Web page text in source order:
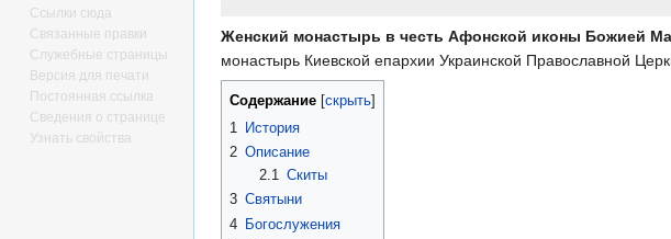
Женский монастырь в честь Афонской иконы Божией
монастырь Киевской епархии Украинской Православной
Содержание
1
История
2 Описание
2.1 Скиты
3 Святыни
4 Богослужения
Ссылки сюда
Связанные правки
Служебные страницы
Версия для печати
Постоянная ссылка
Сведения о странице
Узнать свойства